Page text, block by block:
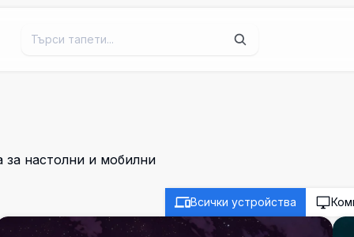
за настолни и мобилни
Всички устройства